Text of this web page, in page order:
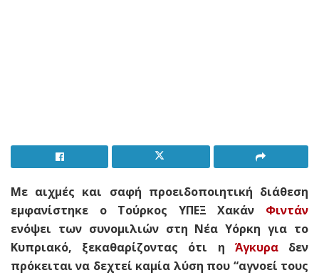
Με αιχμές και σαφή προειδοποιητική διάθεση
εμφανίστηκε ο Τούρκος ΥΠΕΞ Χακάν Φιντάν
ενόψει των συνομιλιών στη Νέα Υόρκη για το
Κυπριακό, ξεκαθαρίζοντας ότι η Άγκυραδεν
πρόκειται να δεχτεί καμία λύση που “αγνοεί τους